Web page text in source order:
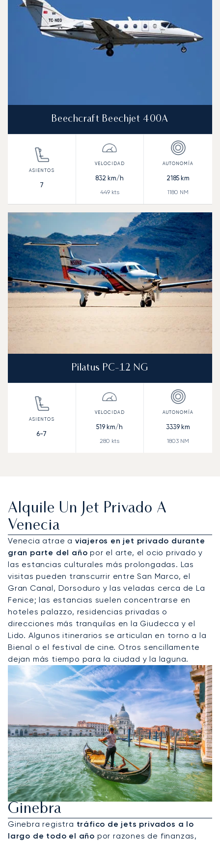
Beechcraft Beechjet 400A
7
832 km/h
449kts
2185 km
1180 NM
Pilatus PC-12 NG
6-7
519 km/h
280 kts
3339 km
1803 NM
Alquile Un Jet Privado A
Venecia
Venecia atrae a viajeros en jet privado durante
gran parte del año por el arte, el ocio privado y
las estancias culturales más prolongadas. Las
visitas pueden transcurrir entre San Marco, el
Gran Canal, Dorsoduro y las veladas cerca de La
Fenice; las estancias suelen concentrarse en
hoteles palazzo, residencias privadas o
direcciones más tranquilas en la Giudecca y el
Lido. Algunos itinerarios se articulan en torno a la
Bienal o el festival de cine. Otros sencillamente
dejan más tiempo para la ciudad y la laguna.
Alquile Un Jet Privado A
Ginebra
Ginebra registra tráfico de jets privados a lo
largo de todo el año por razones de finanzas,